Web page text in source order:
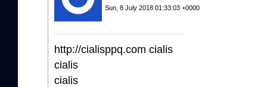
Sun, 8 July 2018 01:33:03 +0000
http://cialisppq.com cialis
cialis
cialis